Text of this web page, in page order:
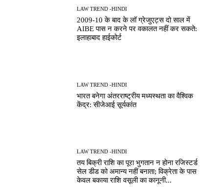
LAW TREND -HINDI
2009-10 के बाद के लॉ ग्रेजुएट्स दो साल में
AIBE पास न करने पर वकालत नहीं कर सकते:
इलाहाबाद हाईकोर्ट
LAW TREND -HINDI
भारत बनेगा अंतरराष्ट्रीय मध्यस्थता का वैश्विक
केंद्र: सीजेआई सूर्यकांत
LAW TREND -HINDI
तय बिक्री राशि का पूरा भुगतान न होना रजिस्टर्ड
सेल डीड को अमान्य नहीं बनाता; विक्रेता के पास
केवल बकाया राशि वसूली का कानूनी...